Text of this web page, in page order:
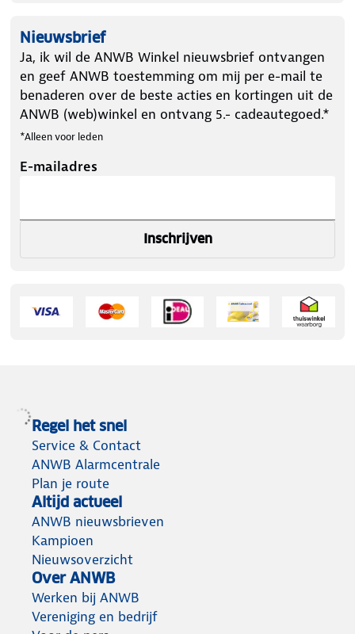
Nieuwsbrief
Ja, ik wil de ANWB Winkel nieuwsbrief ontvangen
en geef ANWB toestemming om mij per e-mail te
benaderen over de beste acties en kortingen uit de
ANWB (web)winkel en ontvang 5.- cadeautegoed.*
*Alleen voor leden
E-mailadres
Inschrijven
Regel het snel
Service & Contact
ANWB Alarmcentrale
Plan je route
Altijd actueel
ANWB nieuwsbrieven
Kampioen
Nieuwsoverzicht
Over ANWB
Werken bij ANWB
Vereniging en bedrijf